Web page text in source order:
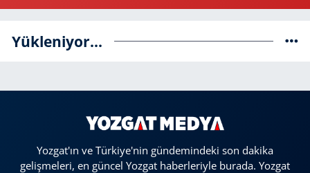
Yükleniyor...
Yozgat'ın ve Türkiye'nin gündemindeki son dakika
gelişmeleri, en güncel Yozgat haberleriyle burada. Yozgat